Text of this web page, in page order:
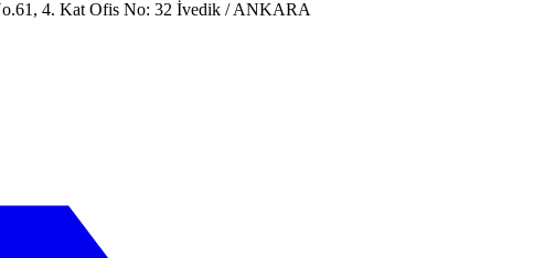
4. Kat Ofis No: 32 İvedik / ANKARA